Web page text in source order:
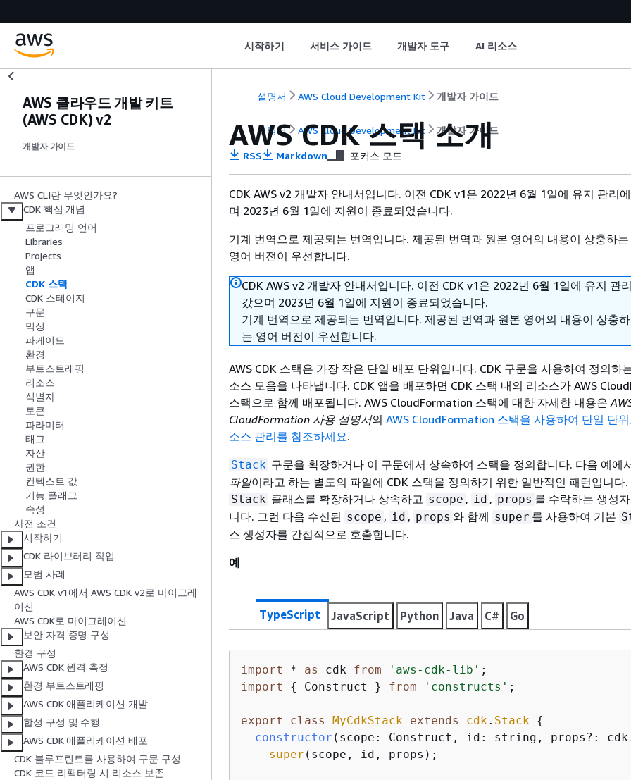
시작하기 서비스 가이드 개발자 도구 AI 리소스
AWS 클라우드 개발 키트
(AWS CDK) v2
개발자 가이드
AWS CLI란 무엇인가요?
CDK 핵심 개념
프로그래밍 언어
Libraries
Projects
앱
CDK 스택
CDK 스테이지
구문
믹싱
파케이드
환경
부트스트래핑
리소스
식별자
토큰
파라미터
태그
자산
권한
컨텍스트 값
기능 플래그
속성
사전 조건
시작하기
CDK 라이브러리 작업
모범 사례
AWS CDK v1에서 AWS CDK v2로 마이그레
이션
AWS CDK로 마이그레이션
보안 자격 증명 구성
환경 구성
AWS CDK 원격 측정
환경 부트스트래핑
AWS CDK 애플리케이션 개발
합성 구성 및 수행
AWS CDK 애플리케이션 배포
CDK 블루프린트를 사용하여 구문 구성
CDK 코드 리팩터링 시 리소스 보존
설명서 AWS Cloud Development Kit 개발자 가이드
설명서 AWS Cloud Development Kit 개발자 가이드
AWS CDK 스택 소개
RSS Markdown 포커스 모드
CDK AWS v2 개발자 안내서입니다. 이전 CDK v1은 2022년 6월 1일에 유지 관리
며 2023년 6월 1일에 지원이 종료되었습니다.
기계 번역으로 제공되는 번역입니다. 제공된 번역과 원본 영어의 내용이 상충하
영어 버전이 우선합니다.
CDK AWS v2 개발자 안내서입니다. 이전 CDK v1은 2022년 6월 1일에 유지 관
갔으며 2023년 6월 1일에 지원이 종료되었습니다.
기계 번역으로 제공되는 번역입니다. 제공된 번역과 원본 영어의 내용이 상충
는 영어 버전이 우선합니다.
AWS CDK 스택은 가장 작은 단일 배포 단위입니다. CDK 구문을 사용하여 정의하
소스 모음을 나타냅니다. CDK 앱을 배포하면 CDK 스택 내의 리소스가 AWS
스택으로 함께 배포됩니다. AWS CloudFormation 스택에 대한 자세한 내용은
CloudFormation 사용 설명서의 AWS CloudFormation 스택을 사용하여 단일 단위
소스 관리를 참조하세요.
Stack 구문을 확장하거나 이 구문에서 상속하여 스택을 정의합니다. 다음 예에
파일이라고 하는 별도의 파일에 CDK 스택을 정의하기 위한 일반적인 패턴입니다.
Stack 클래스를 확장하거나 상속하고 scope , id , props 를 수락하는 생성
니다. 그런 다음 수신된 scope , id , props 와 함께 super 를 사용하여 기본
스 생성자를 간접적으로 호출합니다.
예
TypeScript JavaScript Python Java C# Go
import * as cdk from 'aws-cdk-lib'
import
{ Construct } from 'constructs' ;
export class MyCdkStack extends cdk. Stack {
constructor ( scope: Construct, id: string, props?:
super (scope, id, props);